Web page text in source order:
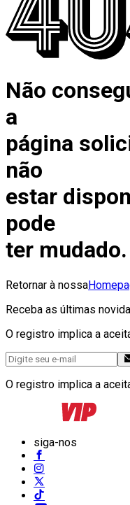
Não
a
página
não
estar
pode
ter mudado.
Retornar à nossa
Receba as últimas
O registro implica a
O registro implica a
siga-nos